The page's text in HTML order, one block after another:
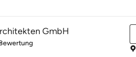
GmbH
5 von 5 Sternen